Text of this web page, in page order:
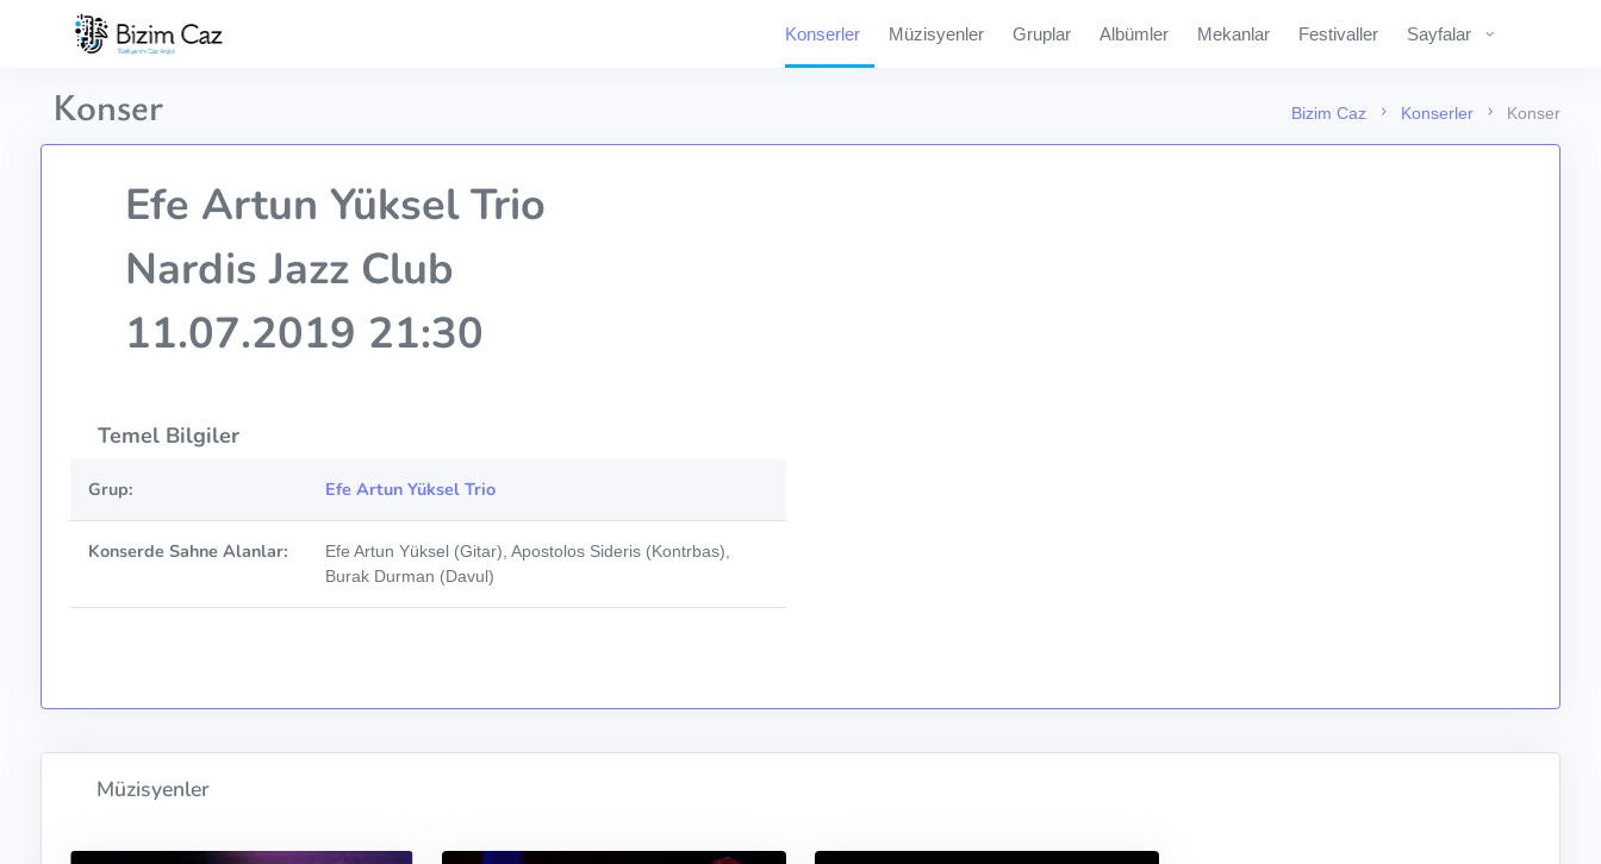
Konserler Müzisyenler Gruplar Albümler Mekanlar Festivaller Sayfalar
Bizim Caz Konserler Konser
Konser
Efe Artun Yüksel Trio
Nardis Jazz Club
11.07.2019 21:30
Temel Bilgiler
Grup: Efe Artun Yüksel Trio
Konserde Sahne Alanlar:
Efe Artun Yüksel (Gitar), Apostolos Sideris (Kontrbas),
Burak Durman (Davul)
Müzisyenler